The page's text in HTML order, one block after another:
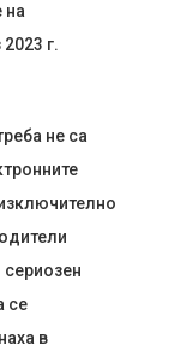
на
г.
не са
се
в